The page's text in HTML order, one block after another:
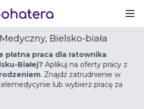
Bielsko-biała
płatna praca dla ratownika
Białej? Aplikuj na oferty pracy z
. Znajdź zatrudnienie w
lub wybierz pracę za